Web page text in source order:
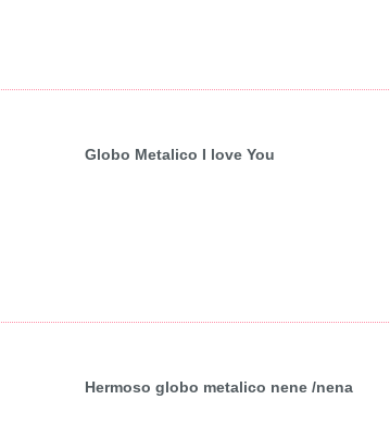
Globo Metalico I love You
Hermoso globo metalico nene /nena